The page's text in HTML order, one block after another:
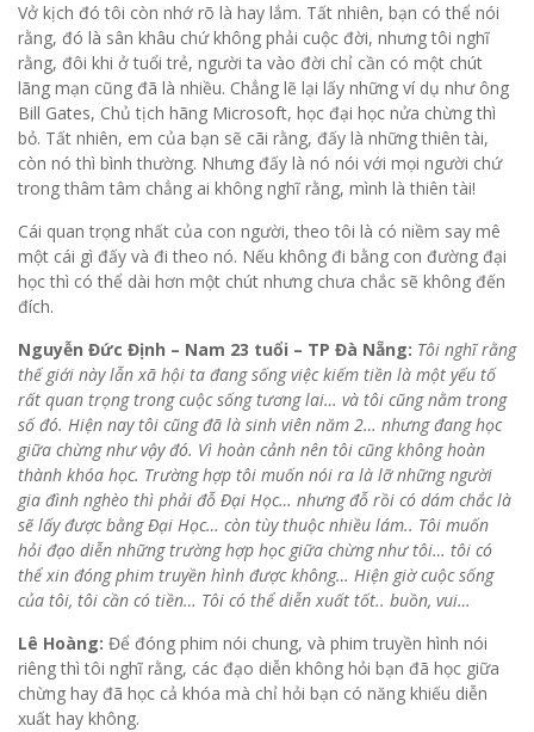
Vở kịch đó tôi còn nhớ rõ là hay lắm. Tất nhiên, bạn có thể nói
rằng, đó là sân khâu chứ không phải cuộc đời, nhưng tôi nghĩ
rằng, đôi khi ở tuổi trẻ, người ta vào đời chỉ cần có một chút
lãng mạn cũng đã là nhiều. Chẳng lẽ lại lấy những ví dụ như ông
Bill Gates, Chủ tịch hãng Microsoft, học đại học nửa chừng thì
bỏ. Tất nhiên, em của bạn sẽ cãi rằng, đấy là những thiên tài,
còn nó thì bình thường. Nhưng đấy là nó nói với mọi người chứ
trong thâm tâm chẳng ai không nghĩ rằng, mình là thiên tài!
Cái quan trọng nhất của con người, theo tôi là có niềm say mê
một cái gì đấy và đi theo nó. Nếu không đi bằng con đường đại
học thì có thể dài hơn một chút nhưng chưa chắc sẽ không đến
đích.
Nguyễn Đức Định – Nam 23 tuổi – TP Đà Nẵng: Tôi nghĩ rằng
thế giới này lẫn xã hội ta đang sống việc kiếm tiền là một yếu tố
rất quan trọng trong cuộc sống tương lai… và tôi cũng nằm trong
số đó. Hiện nay tôi cũng đã là sinh viên năm 2… nhưng đang học
giữa chừng như vậy đó. Vì hoàn cảnh nên tôi cũng không hoàn
thành khóa học. Trường hợp tôi muốn nói ra là lỡ những người
gia đình nghèo thì phải đỗ Đại Học… nhưng đỗ rồi có dám chắc là
sẽ lấy được bằng Đại Học… còn tùy thuộc nhiều lám.. Tôi muốn
hỏi đạo diễn những trường hợp học giữa chừng như tôi… tôi có
thể xin đóng phim truyền hình được không… Hiện giờ cuộc sống
của tôi, tôi cần có tiền… Tôi có thể diễn xuất tốt.. buồn, vui…
Lê Hoàng: Để đóng phim nói chung, và phim truyền hình nói
riêng thì tôi nghĩ rằng, các đạo diễn không hỏi bạn đã học giữa
chừng hay đã học cả khóa mà chỉ hỏi bạn có năng khiếu diễn
xuất hay không.